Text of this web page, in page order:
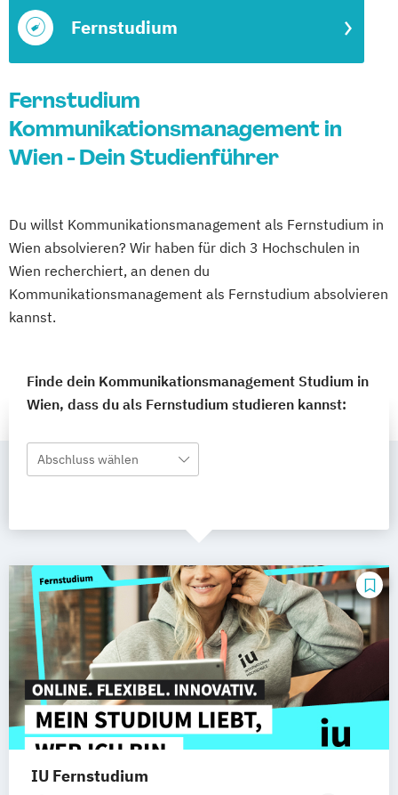
Fernstudium
Fernstudium
Kommunikationsmanagement in
Wien - Dein Studienführer
Du willst Kommunikationsmanagement als Fernstudium in
Wien absolvieren? Wir haben für dich 3 Hochschulen in
Wien recherchiert, an denen du
Kommunikationsmanagement als Fernstudium absolvieren
kannst.
Finde dein Kommunikationsmanagement Studium in
Wien, dass du als Fernstudium studieren kannst:
Abschluss wählen
IU Fernstudium